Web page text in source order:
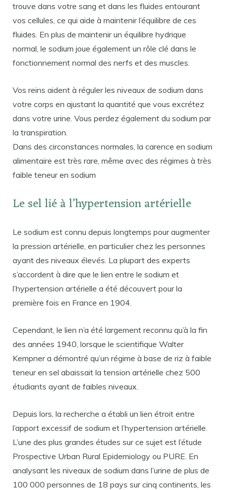
trouve dans votre sang et dans les fluides entourant
vos cellules, ce qui aide à maintenir l’équilibre de ces
fluides. En plus de maintenir un équilibre hydrique
normal, le sodium joue également un rôle clé dans le
fonctionnement normal des nerfs et des muscles.
Vos reins aident à réguler les niveaux de sodium dans
votre corps en ajustant la quantité que vous excrétez
dans votre urine. Vous perdez également du sodium par
la transpiration.
Dans des circonstances normales, la carence en sodium
alimentaire est très rare, même avec des régimes à très
faible teneur en sodium
Le sel lié à l’hypertension artérielle
Le sodium est connu depuis longtemps pour augmenter
la pression artérielle, en particulier chez les personnes
ayant des niveaux élevés. La plupart des experts
s’accordent à dire que le lien entre le sodium et
l’hypertension artérielle a été découvert pour la
première fois en France en 1904.
Cependant, le lien n’a été largement reconnu qu’à la fin
des années 1940, lorsque le scientifique Walter
Kempner a démontré qu’un régime à base de riz à faible
teneur en sel abaissait la tension artérielle chez 500
étudiants ayant de faibles niveaux.
Depuis lors, la recherche a établi un lien étroit entre
l’apport excessif de sodium et l’hypertension artérielle.
L’une des plus grandes études sur ce sujet est l’étude
Prospective Urban Rural Epidemiology ou PURE. En
analysant les niveaux de sodium dans l’urine de plus de
100 000 personnes de 18 pays sur cinq continents, les